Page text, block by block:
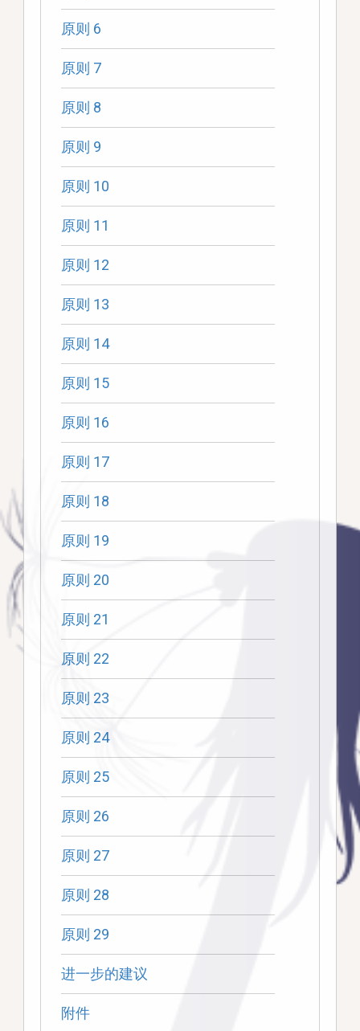
原则 6
原则 7
原则 8
原则 9
原则 10
原则 11
原则 12
原则 13
原则 14
原则 15
原则 16
原则 17
原则 18
原则 19
原则 20
原则 21
原则 22
原则 23
原则 24
原则 25
原则 26
原则 27
原则 28
原则 29
进一步的建议
附件